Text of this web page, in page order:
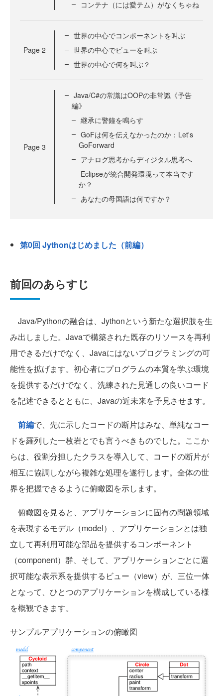
コンテナ（には愛テム）がなくちゃね
Page 2
世界の中心でコンポーネントを叫ぶ
世界の中心でビューを叫ぶ
世界の中心で何を叫ぶ？
Page 3
Java/C#の常識はOOPの非常識《予告
編》
継承に警鐘を鳴らす
GoFは何を伝えなかったのか：Let's
GoForward
アナログ思考からディジタル思考へ
Eclipseが統合開発環境って本当です
か？
あなたの母国語は何ですか？
第0回 Jythonはじめました（前編）
前回のあらすじ
Java/Pythonの融合は、Jythonという新たな選択肢を生
み出しました。Javaで構築された既存のリソースを再利
用できるだけでなく、Javaにはないプログラミングの可
能性を拡げます。初心者にプログラムの本質を学ぶ環境
を提供するだけでなく、洗練された見通しの良いコード
を記述できるとともに、Javaの近未来を予見させます。
前編で、先に示したコードの断片はみな、単純なコー
ドを羅列した一枚岩とでも言うべきものでした。ここか
らは、役割分担したクラスを導入して、コードの断片が
相互に協調しながら複雑な処理を遂行します。全体の世
界を把握できるように俯瞰図を示します。
俯瞰図を見ると、アプリケーションに固有の問題領域
を表現するモデル（model）、アプリケーションとは独
立して再利用可能な部品を提供するコンポーネント
（component）群、そして、アプリケーションごとに選
択可能な表示系を提供するビュー（view）が、三位一体
となって、ひとつのアプリケーションを構成している様
を概観できます。
サンプルアプリケーションの俯瞰図